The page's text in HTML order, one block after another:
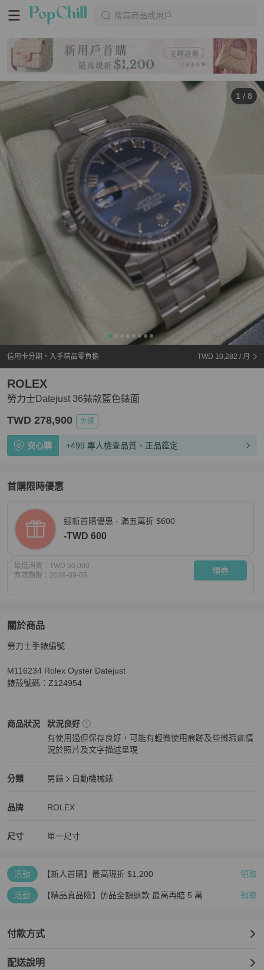
搜尋商品或用戶
1 / 8
信用卡分期・入手精品零負擔 TWD 10,282 / 月
勞力士Datejust 36錶款藍色錶面
ROLEX
TWD 278,900 免運
安心購 +499 專人檢查品質、正品鑑定
首購限時優惠
迎新首購優惠 - 滿五萬折 $600
-TWD 600
最低消費： TWD 50,000
有效期限： 2026-09-05 領券
關於商品
關於勞力士Datejust 36錶款藍色錶面
勞力士手錶編號
M116234 Rolex Oyster Datejust
錶殼號碼：Z124954
商品狀況
ROLEX男錶商品狀態與細節
狀況良好
有使用過但保存良好，可能有輕微使用痕跡及些微瑕疵情
況於照片及文字描述呈現
分類
ROLEX 男錶分類資訊
男錶
自動機械錶
品牌
ROLEX 精品男錶品牌介紹
ROLEX
ROLEX 推薦清單
尺寸 單一尺寸
活動 【新人首購】最高現折 $1,200 領取
活動 【精品真品險】仿品全額退款 最高再賠 5 萬 領取
付款方式
配送說明